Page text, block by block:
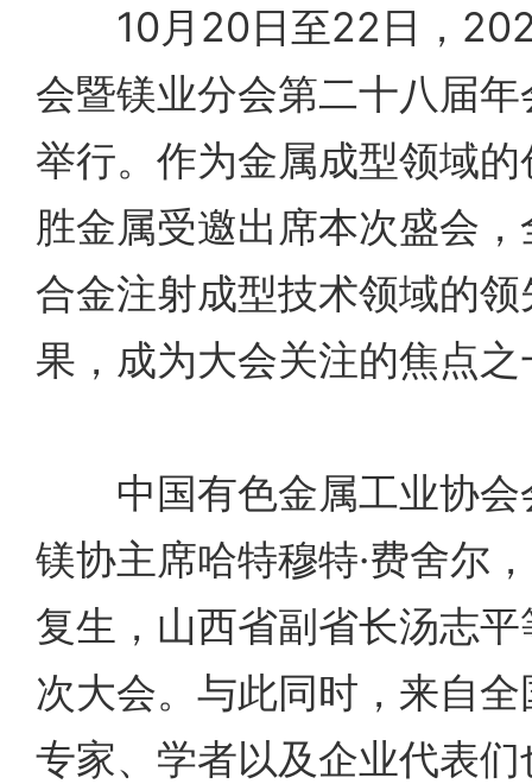
10月20日至22日，
会暨镁业分会第二十八届
举行。作为金属成型领域
胜金属受邀出席本次盛会
合金注射成型技术领域的
果，成为大会关注的焦点之
中国有色金属工业协会
镁协主席哈特穆特·费舍尔
复生，山西省副省长汤志
次大会。与此同时，来自
专家、学者以及企业代表